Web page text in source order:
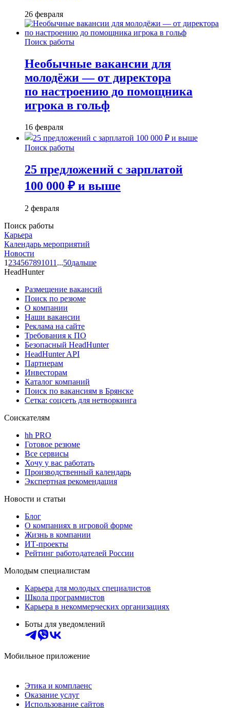
26 февраля
Поиск работы
Необычные вакансии для
молодёжи — от директора
по настроению до помощника
игрока в гольф
16 февраля
Поиск работы
25 предложений с зарплатой
100 000 ₽ и выше
2 февраля
Поиск работы
Карьера
Календарь мероприятий
Новости
1 234567891011 ...50дальше
HeadHunter
Размещение вакансий
Поиск по резюме
О компании
Наши вакансии
Реклама на сайте
Требования к ПО
Безопасный HeadHunter
HeadHunter API
Партнерам
Инвесторам
Каталог компаний
Поиск по вакансиям в Брянске
Сетка: соцсеть для нетворкинга
Соискателям
hh PRO
Готовое резюме
Все сервисы
Хочу у вас работать
Производственный календарь
Экспертная рекомендация
Новости и статьи
Блог
О компаниях в игровой форме
Жизнь в компании
ИТ-проекты
Рейтинг работодателей России
Молодым специалистам
Карьера для молодых специалистов
Школа программистов
Карьера в некоммерческих организациях
Боты для уведомлений
Мобильное приложение
Этика и комплаенс
Оказание услуг
Использование сайтов